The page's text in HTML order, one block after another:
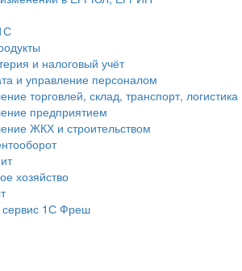
и налоговый учёт
и управление персоналом
торговлей, склад, транспорт, логистика
предприятием
ЖКХ и строительством
хозяйство
1С Фреш